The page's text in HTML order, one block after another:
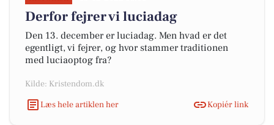
Derfor fejrer vi luciadag
Den 13. december er luciadag. Men hvad er det
egentligt, vi fejrer, og hvor stammer traditionen
med luciaoptog fra?
Kilde: Kristendom.dk
Læs hele artiklen her
Kopiér link